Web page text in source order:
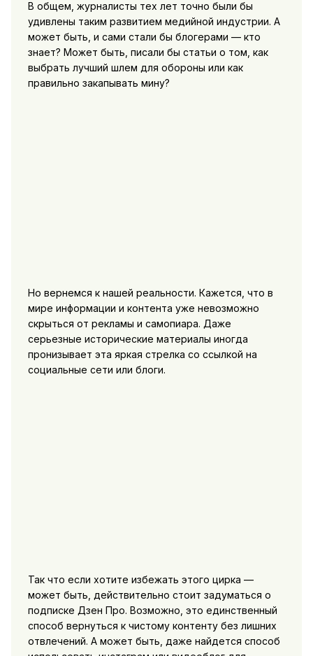
В общем, журналисты тех лет точно были бы
удивлены таким развитием медийной индустрии. А
может быть, и сами стали бы блогерами — кто
знает? Может быть, писали бы статьи о том, как
выбрать лучший шлем для обороны или как
правильно закапывать мину?
Но вернемся к нашей реальности. Кажется, что в
мире информации и контента уже невозможно
скрыться от рекламы и самопиара. Даже
серьезные исторические материалы иногда
пронизывает эта яркая стрелка со ссылкой на
социальные сети или блоги.
Так что если хотите избежать этого цирка —
может быть, действительно стоит задуматься о
подписке Дзен Про. Возможно, это единственный
способ вернуться к чистому контенту без лишних
отвлечений. А может быть, даже найдется способ